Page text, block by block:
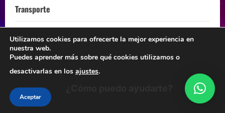
Transporte
ÚLTIMA HORA
Instagram Youtube
Utilizamos cookies para ofrecerte la mejor experiencia en
nuestra web.
Puedes aprender más sobre qué cookies utilizamos o
desactivarlas en los ajustes.
Aceptar